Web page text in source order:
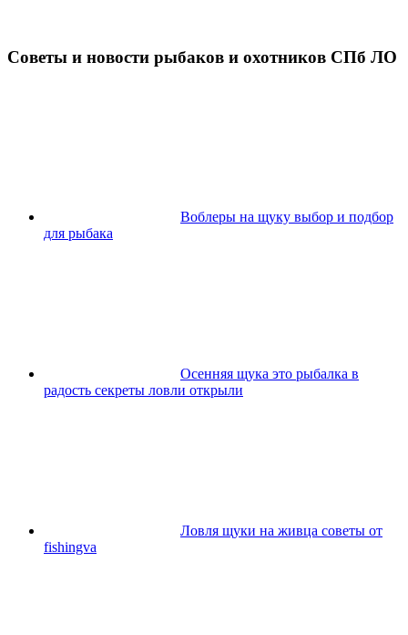
Советы и новости рыбаков и охотников СПб ЛО
Воблеры на щуку выбор и подбор
для рыбака
Осенняя щука это рыбалка в
радость секреты ловли открыли
Ловля щуки на живца советы от
fishingva